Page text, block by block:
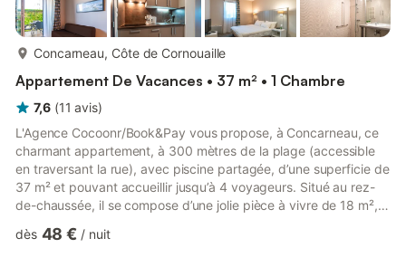
Concarneau, Côte de Cornouaille
Appartement De Vacances • 37 m² • 1 Chambre
7,6 (11 avis)
L'Agence Cocoonr/Book&Pay vous propose, à Concarneau, ce
charmant appartement, à 300 mètres de la plage (accessible
en traversant la rue), avec piscine partagée, d’une superficie de
37 m² et pouvant accueillir jusqu’à 4 voyageurs. Situé au rez-
de-chaussée, il se compose d’une jolie pièce à vivre de 18 m²,
(avec douche) et vous pourrez profiter d’un jardin d’environ 20
dès 48 € / nuit